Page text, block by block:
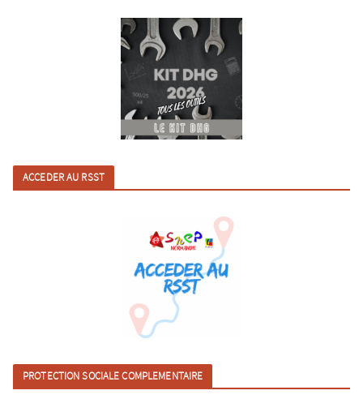
ACCEDER AU RSST
PROTECTION SOCIALE COMPLEMENTAIRE